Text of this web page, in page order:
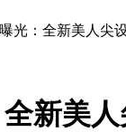
曝光：全新美人尖
新美